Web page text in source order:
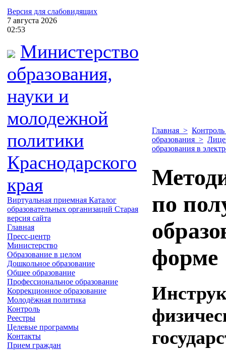
Версия для слабовидящих
7 августа 2026
02:53
Министерство
образования,
науки и
молодежной
политики
Краснодарского
края
Виртуальная приемная Каталог
образовательных организаций Старая
версия сайта
Главная
Пресс-центр
Министерство
Образование в целом
Дошкольное образование
Общее образование
Профессиональное образование
Коррекционное образование
Молодёжная политика
Контроль
Реестры
Целевые программы
Контакты
Прием граждан
Главная > Контроль
образования >
образования в
по
форме